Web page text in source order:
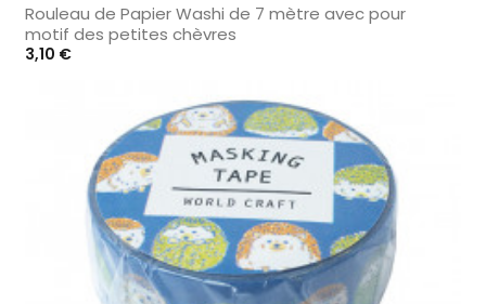
Rouleau de Papier Washi de 7 mètre avec pour
motif des petites chèvres
Prix
3,10 €